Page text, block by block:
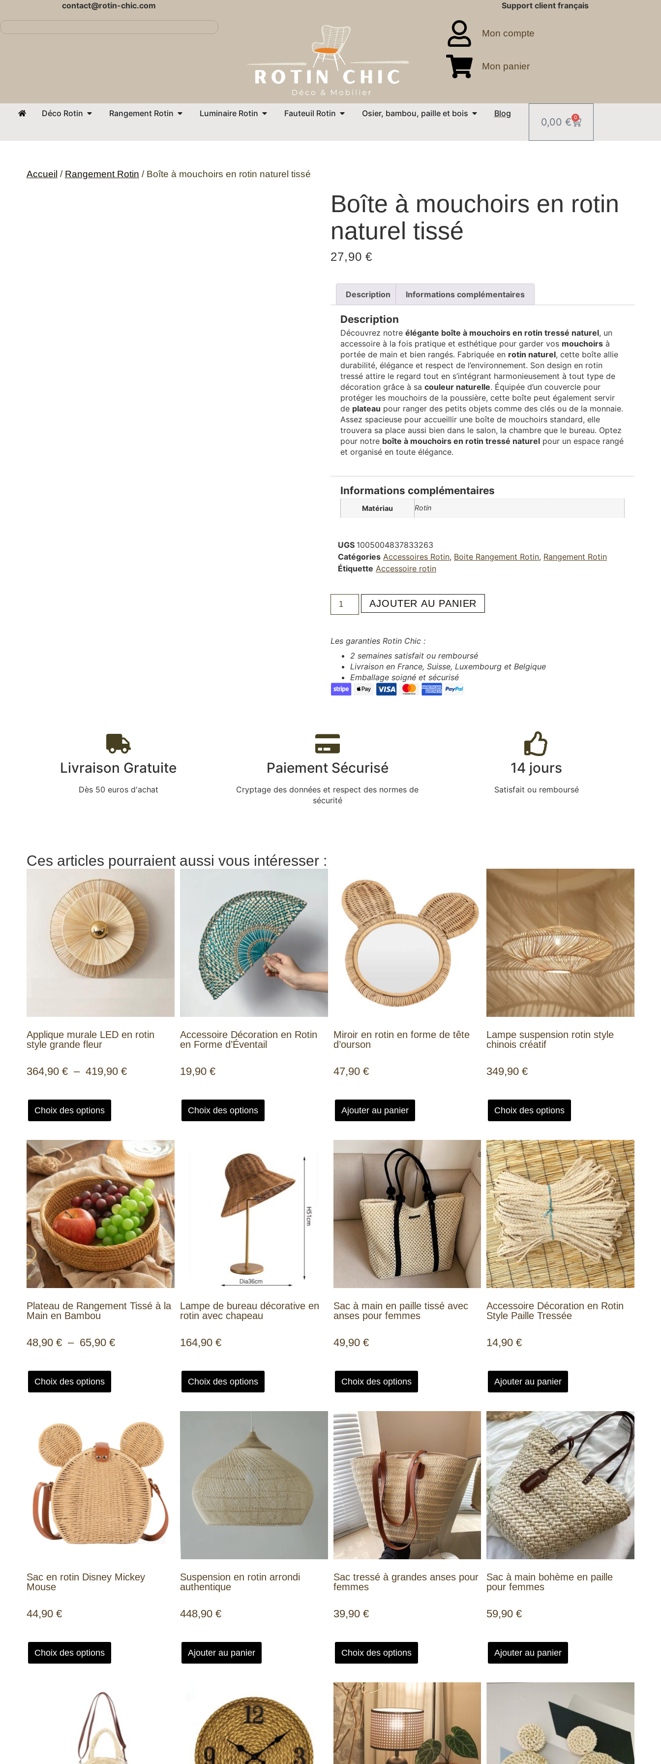
contact@rotin-chic.com Support client français
Mon compte
Mon panier
Déco Rotin Rangement Rotin Luminaire Rotin Fauteuil Rotin Osier, bambou, paille et bois Blog
0,00€ 0
Accueil / Rangement Rotin / Boîte à mouchoirs en rotin naturel tissé
Boîte à mouchoirs en rotin
naturel tissé
27,90€
Description Informations complémentaires
Description
Découvrez notre élégante boîte à mouchoirs en rotin tressé naturel, un
accessoire à la fois pratique et esthétique pour garder vos mouchoirs à
portée de main et bien rangés. Fabriquée en rotin naturel, cette boîte allie
durabilité, élégance et respect de l’environnement. Son design en rotin
tressé attire le regard tout en s’intégrant harmonieusement à tout type de
décoration grâce à sa couleur naturelle. Équipée d’un couvercle pour
protéger les mouchoirs de la poussière, cette boîte peut également servir
de plateau pour ranger des petits objets comme des clés ou de la monnaie.
Assez spacieuse pour accueillir une boîte de mouchoirs standard, elle
trouvera sa place aussi bien dans le salon, la chambre que le bureau. Optez
pour notre boîte à mouchoirs en rotin tressé naturel pour un espace rangé
et organisé en toute élégance.
Informations complémentaires
Matériau Rotin
UGS 1005004837833263
Catégories Accessoires Rotin, Boite Rangement Rotin, Rangement Rotin
Étiquette Accessoire rotin
AJOUTER AU PANIER
Les garanties Rotin Chic :
2 semaines satisfait ou remboursé
Livraison en France, Suisse, Luxembourg et Belgique
Emballage soigné et sécurisé
Livraison Gratuite
Dès 50 euros d'achat
Paiement Sécurisé
Cryptage des données et respect des normes de
sécurité
14 jours
Satisfait ou remboursé
Ces articles pourraient aussi vous intéresser :
Applique murale LED en rotin
style grande fleur
364,90 € – 419,90 €
Choix des options
Accessoire Décoration en Rotin
en Forme d’Éventail
19,90 €
Choix des options
Miroir en rotin en forme de tête
d’ourson
47,90 €
Ajouter au panier
Lampe suspension rotin style
chinois créatif
349,90€
Choix des options
Plateau de Rangement Tissé à la
Main en Bambou
48,90 € – 65,90 €
Choix des options
Lampe de bureau décorative en
rotin avec chapeau
164,90 €
Choix des options
Sac à main en paille tissé avec
anses pour femmes
49,90 €
Choix des options
Accessoire Décoration en Rotin
Style Paille Tressée
14,90€
Ajouter au panier
Sac en rotin Disney Mickey
Mouse
44,90 €
Choix des options
Suspension en rotin arrondi
authentique
448,90 €
Ajouter au panier
Sac tressé à grandes anses pour
femmes
39,90 €
Choix des options
Sac à main bohème en paille
pour femmes
59,90€
Ajouter au panier